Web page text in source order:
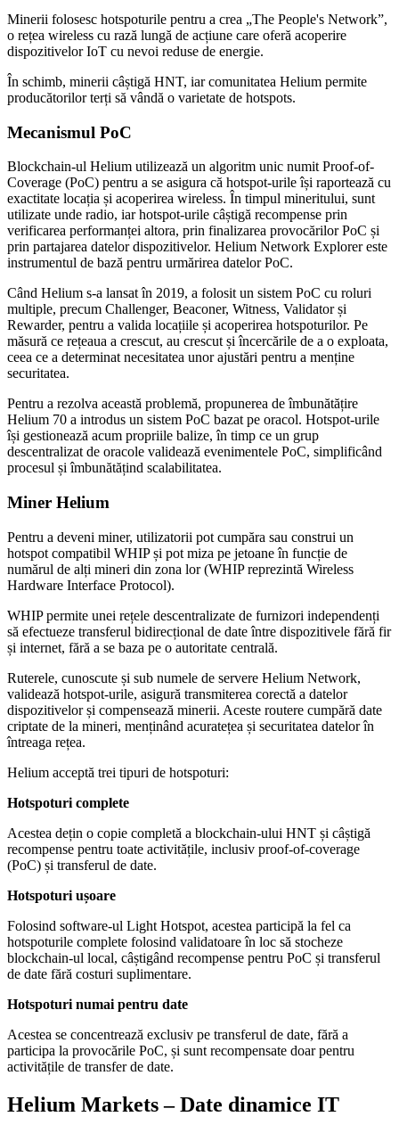
Minerii folosesc hotspoturile pentru a crea „The People's Network”,
o rețea wireless cu rază lungă de acțiune care oferă acoperire
dispozitivelor IoT cu nevoi reduse de energie.
În schimb, minerii câștigă HNT, iar comunitatea Helium permite
producătorilor terți să vândă o varietate de hotspots.
Mecanismul PoC
Blockchain-ul Helium utilizează un algoritm unic numit Proof-of-
Coverage (PoC) pentru a se asigura că hotspot-urile își raportează cu
exactitate locația și acoperirea wireless. În timpul mineritului, sunt
utilizate unde radio, iar hotspot-urile câștigă recompense prin
verificarea performanței altora, prin finalizarea provocărilor PoC și
prin partajarea datelor dispozitivelor. Helium Network Explorer este
instrumentul de bază pentru urmărirea datelor PoC.
Când Helium s-a lansat în 2019, a folosit un sistem PoC cu roluri
multiple, precum Challenger, Beaconer, Witness, Validator și
Rewarder, pentru a valida locațiile și acoperirea hotspoturilor. Pe
măsură ce rețeaua a crescut, au crescut și încercările de a o exploata,
ceea ce a determinat necesitatea unor ajustări pentru a menține
securitatea.
Pentru a rezolva această problemă, propunerea de îmbunătățire
Helium 70 a introdus un sistem PoC bazat pe oracol. Hotspot-urile
își gestionează acum propriile balize, în timp ce un grup
descentralizat de oracole validează evenimentele PoC, simplificând
procesul și îmbunătățind scalabilitatea.
Miner Helium
Pentru a deveni miner, utilizatorii pot cumpăra sau construi un
hotspot compatibil WHIP și pot miza pe jetoane în funcție de
numărul de alți mineri din zona lor (WHIP reprezintă Wireless
Hardware Interface Protocol).
WHIP permite unei rețele descentralizate de furnizori independenți
să efectueze transferul bidirecțional de date între dispozitivele fără fir
și internet, fără a se baza pe o autoritate centrală.
Ruterele, cunoscute și sub numele de servere Helium Network,
validează hotspot-urile, asigură transmiterea corectă a datelor
dispozitivelor și compensează minerii. Aceste routere cumpără date
criptate de la mineri, menținând acuratețea și securitatea datelor în
întreaga rețea.
Helium acceptă trei tipuri de hotspoturi:
Hotspoturi complete
Acestea dețin o copie completă a blockchain-ului HNT și câștigă
recompense pentru toate activitățile, inclusiv proof-of-coverage
(PoC) și transferul de date.
Hotspoturi ușoare
Folosind software-ul Light Hotspot, acestea participă la fel ca
hotspoturile complete folosind validatoare în loc să stocheze
blockchain-ul local, câștigând recompense pentru PoC și transferul
de date fără costuri suplimentare.
Hotspoturi numai pentru date
Acestea se concentrează exclusiv pe transferul de date, fără a
participa la provocările PoC, și sunt recompensate doar pentru
activitățile de transfer de date.
Helium Markets – Date dinamice IT